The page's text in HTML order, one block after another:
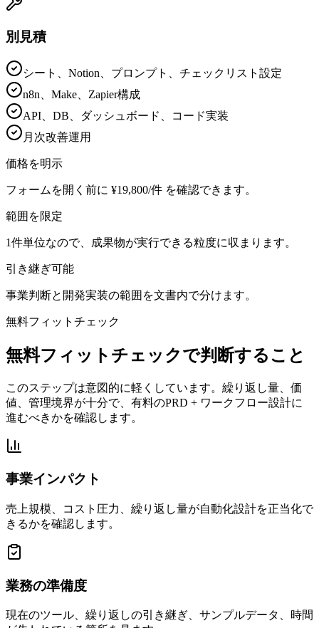
別見積
シート、Notion、プロンプト、チェックリスト設定
n8n、Make、Zapier構成
API、DB、ダッシュボード、コード実装
月次改善運用
価格を明示
フォームを開く前に ¥19,800/件 を確認できます。
範囲を限定
1件単位なので、成果物が実行できる粒度に収まります。
引き継ぎ可能
事業判断と開発実装の範囲を文書内で分けます。
無料フィットチェック
無料フィットチェックで判断すること
このステップは意図的に軽くしています。繰り返し量、価
値、管理境界が十分で、有料のPRD + ワークフロー設計に
進むべきかを確認します。
事業インパクト
売上規模、コスト圧力、繰り返し量が自動化設計を正当化で
きるかを確認します。
業務の準備度
現在のツール、繰り返しの引き継ぎ、サンプルデータ、時間